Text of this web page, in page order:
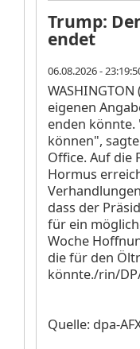
Trump:
endet
06.08.2026 -
eigenen
enden könnte.
können",
Office. Auf die
Hormus
dass der
für ein
Woche
die für den
könnte./rin/
Quelle: dpa-